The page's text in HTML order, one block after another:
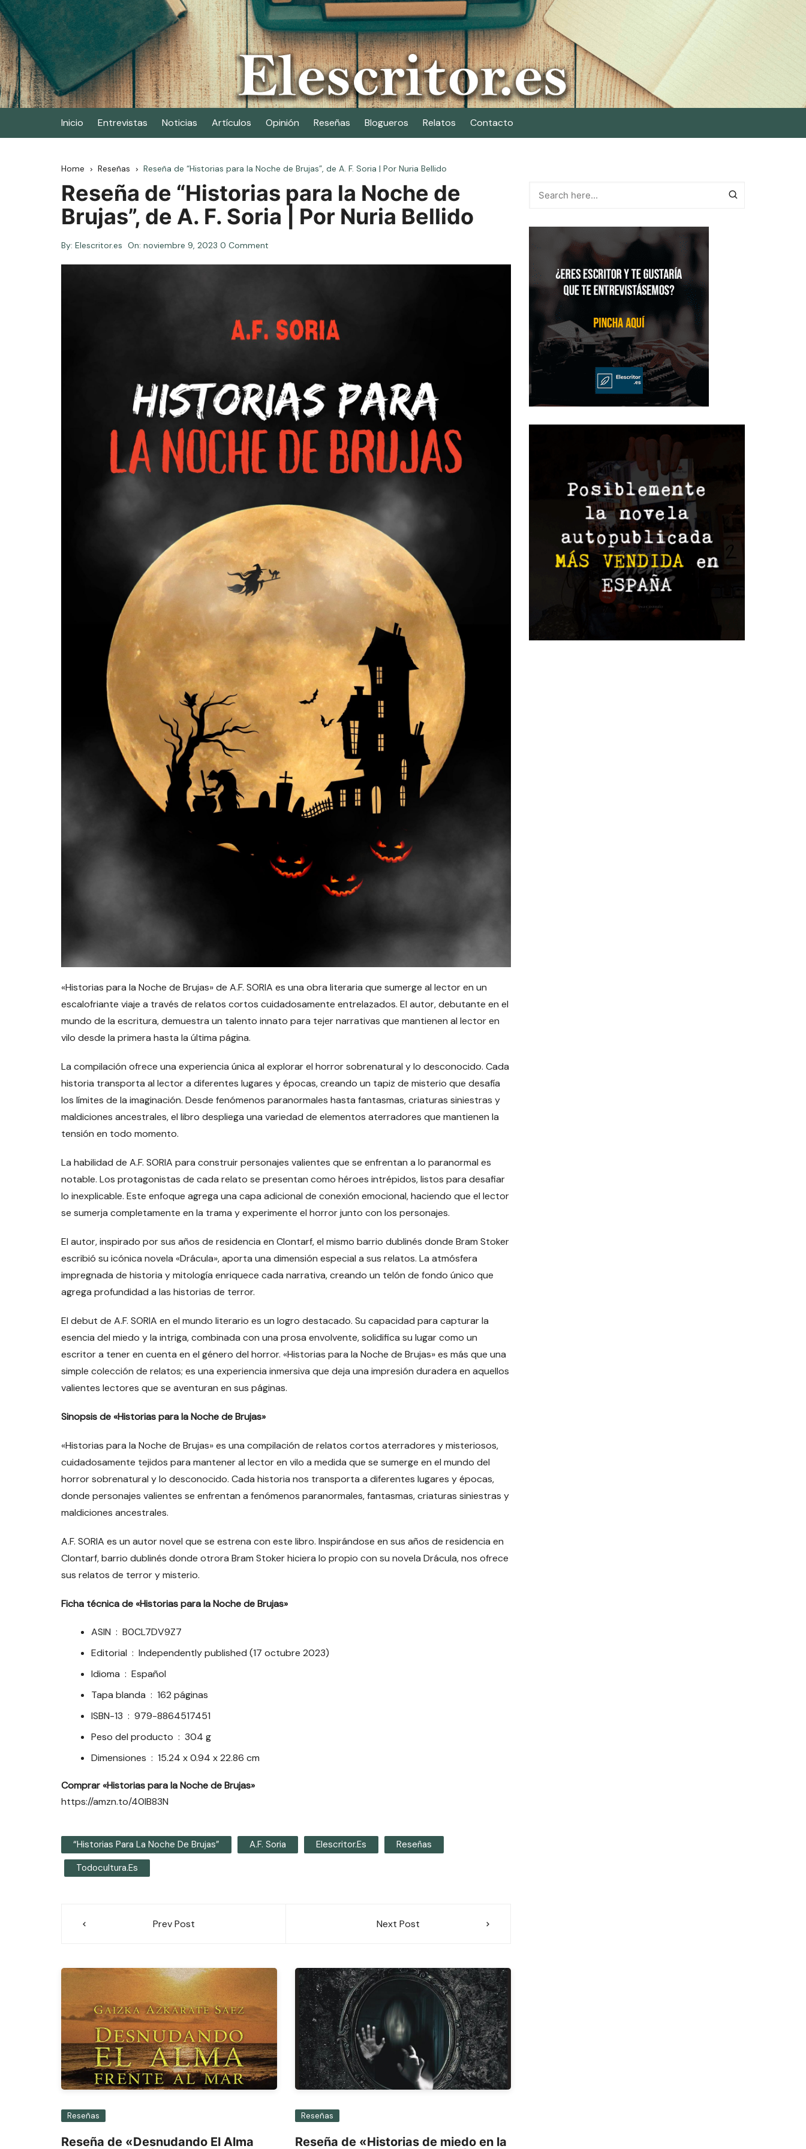
Skip
to
content
Elescritor.es
El periódico digital de los escritores
Inicio Entrevistas Noticias Artículos Opinión Reseñas Blogueros Relatos Contacto
Home Reseñas Reseña de “Historias para la Noche de Brujas”, de A. F. Soria | Por Nuria Bellido
Reseña de “Historias para la Noche de
Brujas”, de A. F. Soria | Por Nuria Bellido
By: Elescritor.es On: noviembre 9, 2023 0 Comment
«Historias para la Noche de Brujas» de A.F. SORIA es una obra literaria que sumerge al lector en un
escalofriante viaje a través de relatos cortos cuidadosamente entrelazados. El autor, debutante en el
mundo de la escritura, demuestra un talento innato para tejer narrativas que mantienen al lector en
vilo desde la primera hasta la última página.
La compilación ofrece una experiencia única al explorar el horror sobrenatural y lo desconocido. Cada
historia transporta al lector a diferentes lugares y épocas, creando un tapiz de misterio que desafía
los límites de la imaginación. Desde fenómenos paranormales hasta fantasmas, criaturas siniestras y
maldiciones ancestrales, el libro despliega una variedad de elementos aterradores que mantienen la
tensión en todo momento.
La habilidad de A.F. SORIA para construir personajes valientes que se enfrentan a lo paranormal es
notable. Los protagonistas de cada relato se presentan como héroes intrépidos, listos para desafiar
lo inexplicable. Este enfoque agrega una capa adicional de conexión emocional, haciendo que el lector
se sumerja completamente en la trama y experimente el horror junto con los personajes.
El autor, inspirado por sus años de residencia en Clontarf, el mismo barrio dublinés donde Bram Stoker
escribió su icónica novela «Drácula», aporta una dimensión especial a sus relatos. La atmósfera
impregnada de historia y mitología enriquece cada narrativa, creando un telón de fondo único que
agrega profundidad a las historias de terror.
El debut de A.F. SORIA en el mundo literario es un logro destacado. Su capacidad para capturar la
esencia del miedo y la intriga, combinada con una prosa envolvente, solidifica su lugar como un
escritor a tener en cuenta en el género del horror. «Historias para la Noche de Brujas» es más que una
simple colección de relatos; es una experiencia inmersiva que deja una impresión duradera en aquellos
valientes lectores que se aventuran en sus páginas.
Sinopsis de «Historias para la Noche de Brujas»
«Historias para la Noche de Brujas» es una compilación de relatos cortos aterradores y misteriosos,
cuidadosamente tejidos para mantener al lector en vilo a medida que se sumerge en el mundo del
horror sobrenatural y lo desconocido. Cada historia nos transporta a diferentes lugares y épocas,
donde personajes valientes se enfrentan a fenómenos paranormales, fantasmas, criaturas siniestras y
maldiciones ancestrales.
A.F. SORIA es un autor novel que se estrena con este libro. Inspirándose en sus años de residencia en
Clontarf, barrio dublinés donde otrora Bram Stoker hiciera lo propio con su novela Drácula, nos ofrece
sus relatos de terror y misterio.
Ficha técnica de «Historias para la Noche de Brujas»
ASIN ‏ : ‎ B0CL7DV9Z7
Editorial ‏ : ‎ Independently published (17 octubre 2023)
Idioma ‏ : ‎ Español
Tapa blanda ‏ : ‎ 162 páginas
ISBN-13 ‏ : ‎ 979-8864517451
Peso del producto ‏ : ‎ 304 g
Dimensiones ‏ : ‎ 15.24 x 0.94 x 22.86 cm
Comprar «Historias para la Noche de Brujas»
https://amzn.to/40IB83N
“Historias Para La Noche De Brujas” A.F. Soria Elescritor.es
Reseñas
Todocultura.es
NavegaciónPrev Post Next Post
Reseñas
Reseña de «Desnudando El Alma
Reseñas
Reseña de «Historias de miedo en la